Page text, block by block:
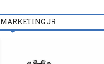
MARKETING JR